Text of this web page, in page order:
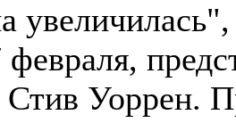
увеличилась",
февраля,
Стив Уоррен.